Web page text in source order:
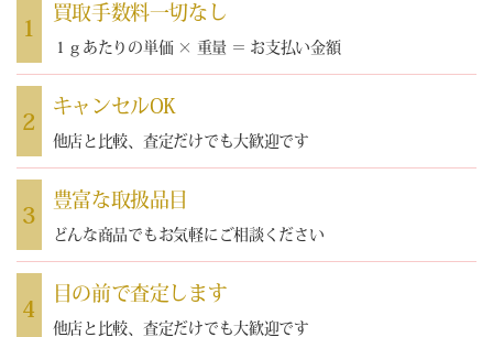
1
買取手数料一切なし
１ｇあたりの単価 × 重量 ＝ お支払い金額
2
キャンセルOK
他店と比較、査定だけでも大歓迎です
3
豊富な取扱品目
どんな商品でもお気軽にご相談ください
4
目の前で査定します
他店と比較、査定だけでも大歓迎です